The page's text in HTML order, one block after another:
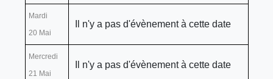
Mardi
20 Mai
Il n'y a pas d'évènement à cette date
Mercredi
21 Mai
Il n'y a pas d'évènement à cette date